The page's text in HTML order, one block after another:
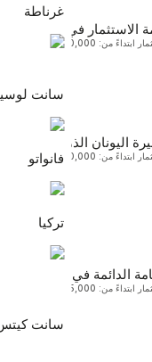
سانت كيتس
سانت لوسيا
ابتداءً من $240,000
غرناطة
ابتداءً من $235,000
أوروبا
ابتداءً من $400,000
الاستثمار في لاتفيا
ابتداءً من: 60,000 يورو
اليونان الذهبية
ابتداءً من: 250,000 يورو
الدائمة في مالطا
من: 375,000 يورو فأكثر
غرناطة
سانت
فانواتو
تركيا
سانت
الجنسية
حمّل الكتيب